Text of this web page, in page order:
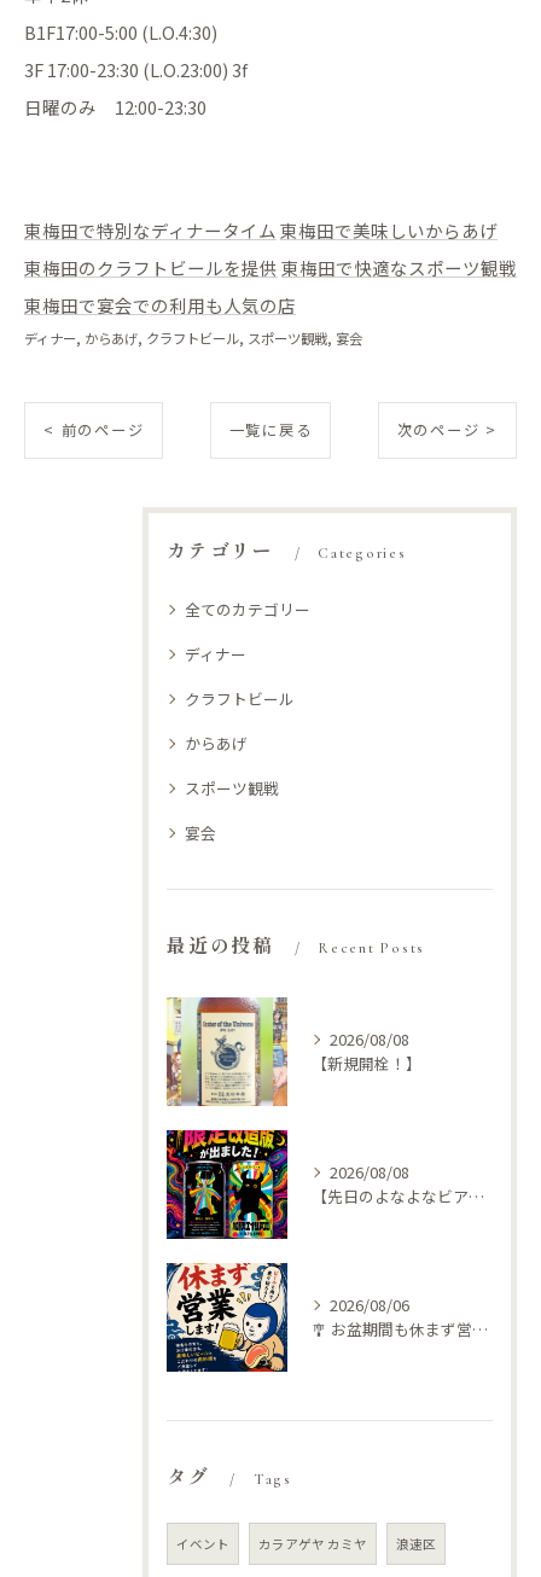
B1F17:00-5:00 (L.O.4:30)
3F 17:00-23:30 (L.O.23:00) 3f
日曜のみ 12:00-23:30
東梅田で特別なディナータイム 東梅田で美味しいからあげ
東梅田のクラフトビールを提供東梅田で快適なスポーツ観戦
東梅田で宴会での利用も人気の店
ディナー からあげ クラフトビール スポーツ観戦 宴会
< 前のページ 一覧に戻る 次のページ >
カテゴリー Categories
全てのカテゴリー
ディナー
クラフトビール
からあげ
スポーツ観戦
宴会
最近の投稿 Recent Posts
2026/08/08
【新規開栓！】
2026/08/08
【先日のよなよなビアライズで特別な🍺仕入れてきました
2026/08/06
🎐 お盆期間も休まず営業します！ 🍺🥩
タグ Tags
イベント カラアゲヤ カミヤ 浪速区